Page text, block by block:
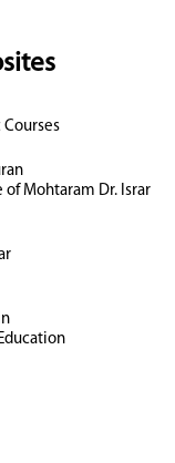
Mohtaram Dr. Israr